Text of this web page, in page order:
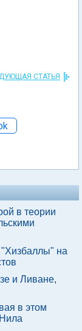
СТАТЬЯ
в теории
на
и Ливане,
в этом